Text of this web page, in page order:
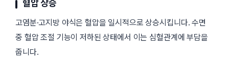
혈압 상승
고염분·고지방 야식은 혈압을 일시적으로 상승시킵니다. 수면
중 혈압 조절 기능이 저하된 상태에서 이는 심혈관계에 부담을
줍니다.